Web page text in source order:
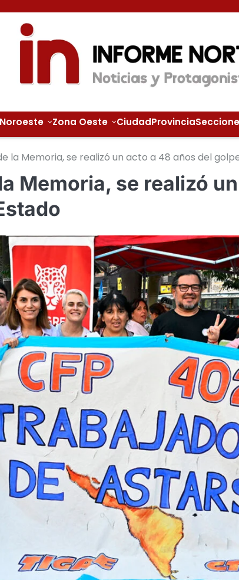
Zona Oeste CiudadProvincia
la Memoria, se realizó un acto a 48 años del
Memoria, se realizó